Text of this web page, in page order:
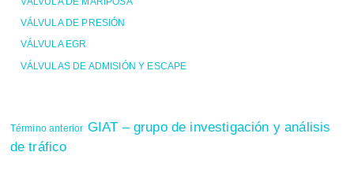
VÁLVULA DE PRESIÓN
VÁLVULA EGR
VÁLVULAS DE ADMISIÓN Y ESCAPE
Término anterior GIAT – grupo de investigación y análisis
de tráfico